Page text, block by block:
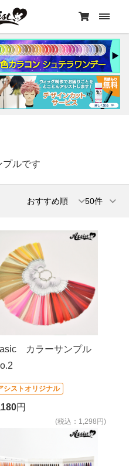
プルです
カラーサンプル
シストオリジナル
円
(税込：1,298円)